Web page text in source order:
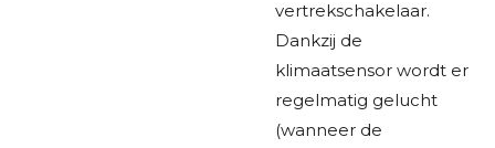
vertrekschakelaar.
Dankzij de
klimaatsensor wordt er
regelmatig gelucht
(wanneer de